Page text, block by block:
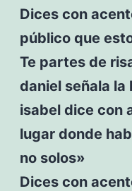
Dices con
público que
Te partes de
daniel señala la
isabel dice con
lugar donde
no solos»
Dices con